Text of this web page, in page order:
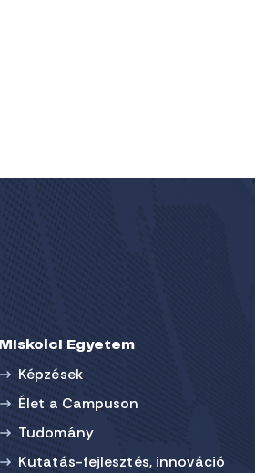
Miskolci Egyetem
Képzések
Élet a Campuson
Tudomány
Kutatás-fejlesztés, innováció